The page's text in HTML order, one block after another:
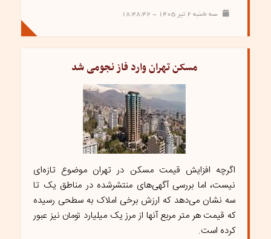
سه شنبه ۲ تیر ۱۴۰۵ - ۱۸:۴۸:۴۲
مسکن تهران وارد فاز نجومی شد
اگرچه افزایش قیمت مسکن در تهران موضوع تازه‌ای
نیست، اما بررسی آگهی‌های منتشرشده در مناطق یک تا
سه نشان می‌دهد که ارزش برخی املاک به سطحی رسیده
که قیمت هر متر مربع آنها از مرز یک میلیارد تومان نیز عبور
کرده است.